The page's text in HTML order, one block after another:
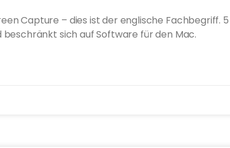
Capture – dies ist der englische Fachbegriff. 5
sich auf Software für den Mac.